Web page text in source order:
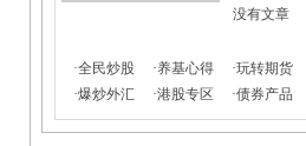
没有文章
·全民炒股 ·养基心得 ·玩转期货
·爆炒外汇 ·港股专区 ·债券产品